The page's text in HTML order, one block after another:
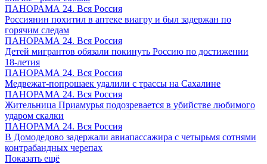
ПАНОРАМА 24. Вся Россия
Россиянин похитил в аптеке виагру и был задержан по
горячим следам
ПАНОРАМА 24. Вся Россия
Детей мигрантов обязали покинуть Россию по достижении
18-летия
ПАНОРАМА 24. Вся Россия
Медвежат-попрошаек удалили с трассы на Сахалине
ПАНОРАМА 24. Вся Россия
Жительница Приамурья подозревается в убийстве любимого
ударом скалки
ПАНОРАМА 24. Вся Россия
В Домодедово задержали авиапассажира с четырьмя сотнями
контрабандных черепах
Показать ещё